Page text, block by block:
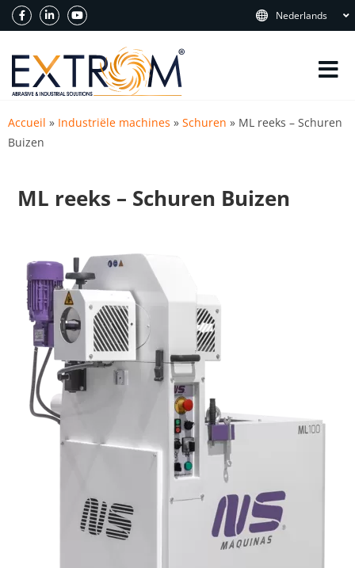
Nederlands
Accueil » Industriële machines » Schuren » ML reeks – Schuren
Buizen
ML reeks – Schuren Buizen